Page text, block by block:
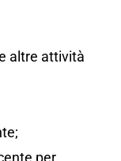
altre attività
per